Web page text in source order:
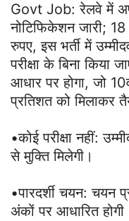
Govt Job: रेलवे में
नोटिफिकेशन जारी;
रुपए, इस भर्ती में
परीक्षा के बिना किया
आधार पर होगा, जो
प्रतिशत को मिलाकर
•कोई परीक्षा नहीं:
से मुक्ति मिलेगी।
•पारदर्शी चयन: चयन
अंकों पर आधारित